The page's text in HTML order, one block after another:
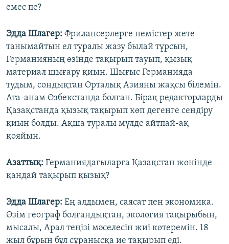
емес пе?
Эдда Шлагер: Фрилансерлерге немістер жете
танымайтын ел туралы жазу былай тұрсын,
Германияның өзінде тақырып тауып, қызық
материал шығару қиын. Шығыс Германияда
тудым, сондықтан Орталық Азияны жақсы білемін.
Ата-анам Өзбекстанда болған. Бірақ редакторларды
Қазақстанда қызық тақырып көп дегенге сендіру
қиын болды. Ақша туралы мүлде айтпай-ақ
қояйын.
Азаттық: Германиядағыларға Қазақстан жөнінде
қандай тақырып қызық?
Эдда Шлагер: Ең алдымен, саясат пен экономика.
Өзім географ болғандықтан, экология тақырыбын,
мысалы, Арал теңізі мәселесін жиі көтеремін. 18
жыл бұрын бұл сұранысқа ие тақырып еді.